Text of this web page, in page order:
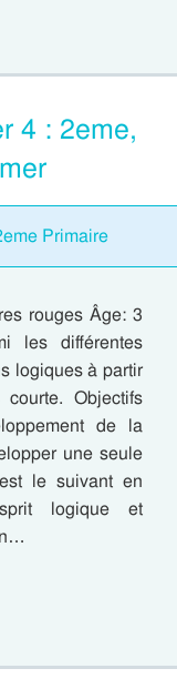
4 : 2eme,
Primaire
rouges Âge: 3
les différentes
logiques à partir
Objectifs
de la
une seule
le suivant en
logique et